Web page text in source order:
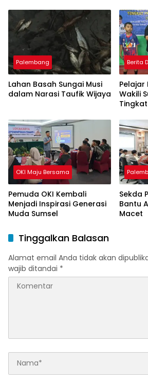
Pulau
Palembang
Lahan Basah Sungai Musi
dalam Narasi Taufik Wijaya
Berita
Pelajar
Wakili
OKI Maju Bersama
Pemuda OKI Kembali
Menjadi Inspirasi Generasi
Muda Sumsel
Sekda
Bantu
Macet
Tinggalkan Balasan
Alamat email Anda tidak akan
wajib ditandai *